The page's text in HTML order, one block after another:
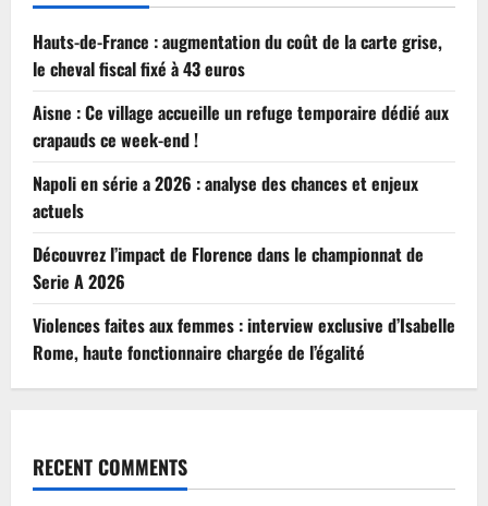
Hauts-de-France : augmentation du coût de la carte grise,
le cheval fiscal fixé à 43 euros
Aisne : Ce village accueille un refuge temporaire dédié aux
crapauds ce week-end !
Napoli en série a 2026 : analyse des chances et enjeux
actuels
Découvrez l’impact de Florence dans le championnat de
Serie A 2026
Violences faites aux femmes : interview exclusive d’Isabelle
Rome, haute fonctionnaire chargée de l’égalité
RECENT COMMENTS